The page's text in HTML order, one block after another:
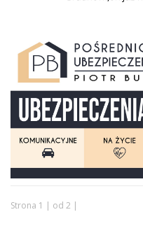
Strona 1 | od 2 |